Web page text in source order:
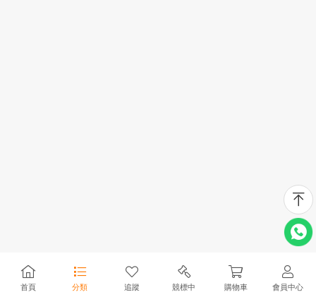
首頁 分類 追蹤 競標中 購物車 會員中心